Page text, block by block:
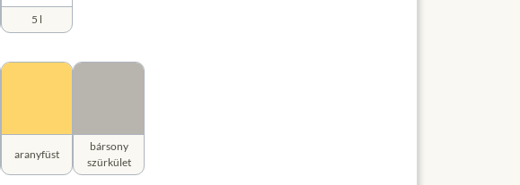
5 l
aranyfüst
bársony
szürkület